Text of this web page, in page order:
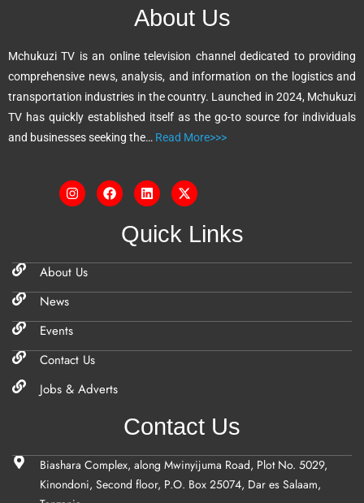
i
v
e
:
About Us
Mchukuzi TV is an online television channel dedicated to providing
comprehensive news, analysis, and information on the logistics and
transportation industries in the country. Launched in 2024, Mchukuzi
TV has quickly established itself as the go-to source for individuals
and businesses seeking the… Read More>>>
Quick Links
About Us
News
Events
Contact Us
Jobs & Adverts
Contact Us
Biashara Complex, along Mwinyijuma Road, Plot No. 5029,
Kinondoni, Second floor, P.O. Box 25074, Dar es Salaam,